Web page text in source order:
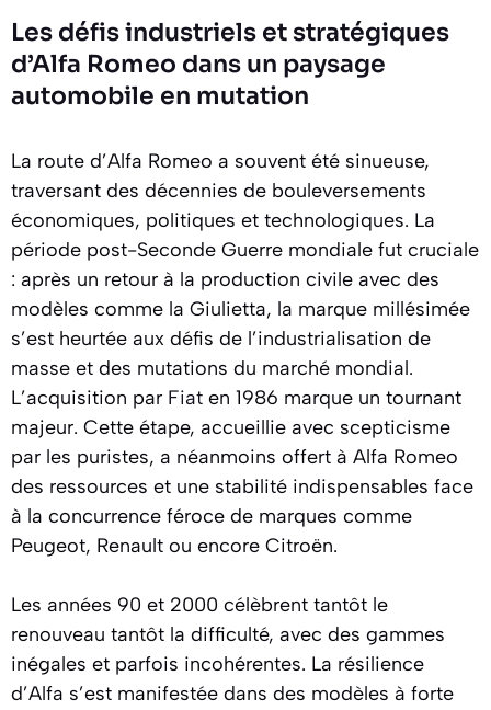
Les défis industriels et stratégiques
d’Alfa Romeo dans un paysage
automobile en mutation
La route d’Alfa Romeo a souvent été sinueuse,
traversant des décennies de bouleversements
économiques, politiques et technologiques. La
période post-Seconde Guerre mondiale fut cruciale
: après un retour à la production civile avec des
modèles comme la Giulietta, la marque millésimée
s’est heurtée aux défis de l’industrialisation de
masse et des mutations du marché mondial.
L’acquisition par Fiat en 1986 marque un tournant
majeur. Cette étape, accueillie avec scepticisme
par les puristes, a néanmoins offert à Alfa Romeo
des ressources et une stabilité indispensables face
à la concurrence féroce de marques comme
Peugeot, Renault ou encore Citroën.
Les années 90 et 2000 célèbrent tantôt le
renouveau tantôt la difficulté, avec des gammes
inégales et parfois incohérentes. La résilience
d’Alfa s’est manifestée dans des modèles à forte